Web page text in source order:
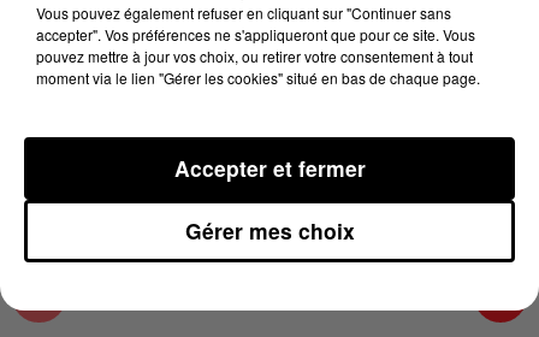
LES INFOS DU TARN ET GARONNE DU
16/04/2024 À 07H59
Podcasts infos du Tarn et Garonne
Vous pouvez également refuser en cliquant sur "Continuer sans
accepter". Vos préférences ne s'appliqueront que pour ce site. Vous
pouvez mettre à jour vos choix, ou retirer votre consentement à tout
moment via le lien "Gérer les cookies" situé en bas de chaque page.
Gérer mes choix
Accepter et fermer